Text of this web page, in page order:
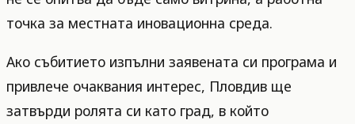
точка за местната иновационна среда.
Ако събитието изпълни заявената си програма и
привлече очаквания интерес, Пловдив ще
затвърди ролята си като град, в който